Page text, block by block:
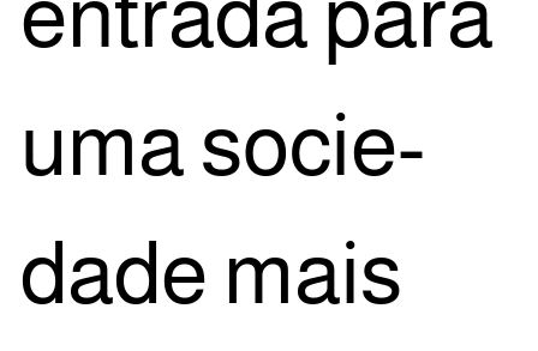
uma soci­e­
da­de mais